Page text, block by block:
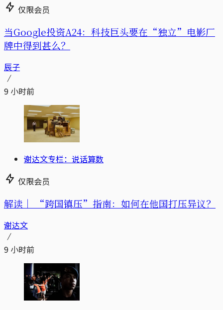
仅限会员
当Google投资A24：科技巨头要在“独立”电影厂
牌中得到甚么？
辰子
9 小时前
谢达文专栏：说话算数
仅限会员
解读｜ “跨国镇压”指南：如何在他国打压异议？
谢达文
9 小时前